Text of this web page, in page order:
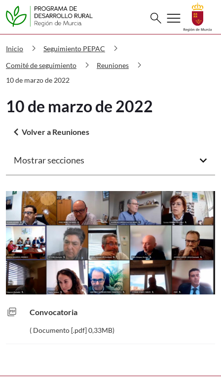
PDR 10 de marzo de 2022Buscar
search menu
Inicio chevron_right Seguimiento PEPAC chevron_right
Comité de seguimiento chevron_right Reuniones chevron_right
10 de marzo de 2022
10 de marzo de 2022
arrow_back_ios Volver a Reuniones
Mostrar secciones arrow_forward_ios
picture_as_pdf Convocatoria
( Documento [.pdf] 0,33MB)